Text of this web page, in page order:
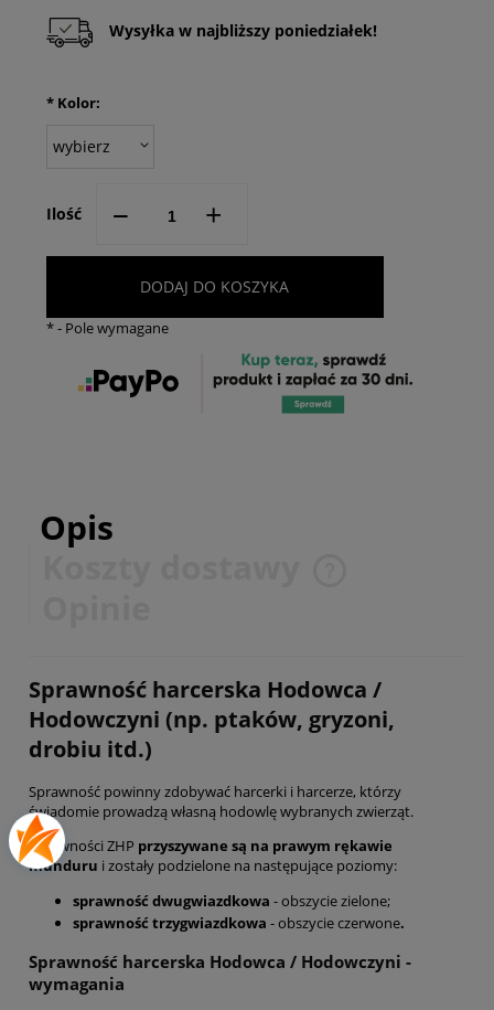
Wysyłka w najbliższy poniedziałek!
*Kolor:
Ilość -- +
DODAJ DO KOSZYKA
*- Pole wymagane
Opis
Sprawność harcerska Hodowca /
Hodowczyni (np. ptaków, gryzoni,
drobiu itd.)
Sprawność powinny zdobywać harcerki i harcerze, którzy
świadomie prowadzą własną hodowlę wybranych zwierząt.
Sprawności ZHP przyszywane są na prawym rękawie
munduru i zostały podzielone na następujące poziomy:
sprawność dwugwiazdkowa - obszycie zielone;
sprawność trzygwiazdkowa - obszycie czerwone.
Sprawność harcerska Hodowca / Hodowczyni -
wymagania